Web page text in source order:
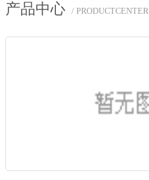
产品中心 / PRODUCTCENTER